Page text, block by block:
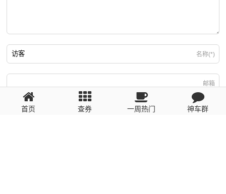
名称(*)
邮箱
回复需填写必要信息
首页 查券 一周热门 神车群